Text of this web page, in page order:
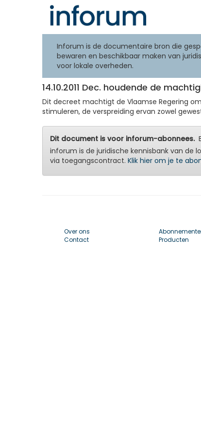
Inforum is de documentaire bron die
bewaren en beschikbaar maken van
voor lokale overheden.
14.10.2011 Dec. houdende de
Dit decreet machtigt de Vlaamse Regering
stimuleren, de verspreiding ervan zowel
Dit document is voor inforum-abonnees.
inforum is de juridische kennisbank van de
via toegangscontract. Klik hier om je te
Over ons
Contact
Producten